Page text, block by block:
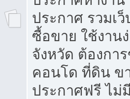
ประกาศ รวมเ
ซื้อขาย ใช้งาน
จังหวัด ต้องกา
คอนโด ที่ดิน ข
ประกาศฟรี ไม่